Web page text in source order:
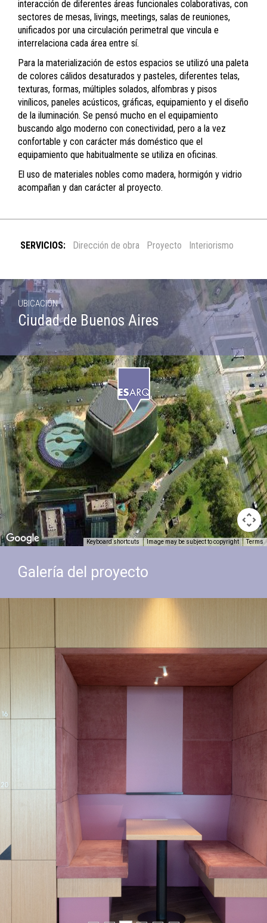
interacción de diferentes áreas funcionales colaborativas, con
sectores de mesas, livings, meetings, salas de reuniones,
unificados por una circulación perimetral que vincula e
interrelaciona cada área entre sí.
Para la materialización de estos espacios se utilizó una paleta
de colores cálidos desaturados y pasteles, diferentes telas,
texturas, formas, múltiples solados, alfombras y pisos
vinílicos, paneles acústicos, gráficas, equipamiento y el diseño
de la iluminación. Se pensó mucho en el equipamiento
buscando algo moderno con conectividad, pero a la vez
confortable y con carácter más doméstico que el
equipamiento que habitualmente se utiliza en oficinas.
El uso de materiales nobles como madera, hormigón y vidrio
acompañan y dan carácter al proyecto.
SERVICIOS: Dirección de obra Proyecto Interiorismo
Keyboard shortcuts Image may be subject to copyright Terms
UBICACIÓN
Ciudad de Buenos Aires
Galería del proyecto